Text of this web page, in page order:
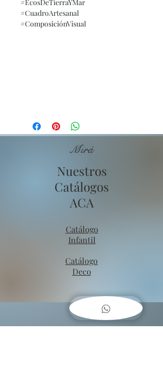
#EcosDeTierraYMar
#CuadroArtesanal
#ComposiciónVisual
Mirá
Nuestros
Catálogos
ACA
Catálogo
Infantil
Catálogo
Deco